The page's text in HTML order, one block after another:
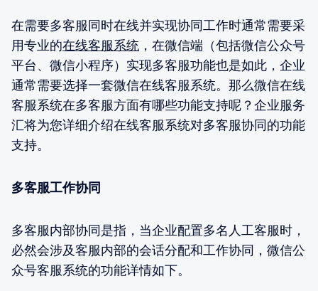
在需要多客服同时在线并实现协同工作时通常需要采
用专业的在线客服系统 ，在微信端（包括微信公众号
平台、微信小程序）实现多客服功能也是如此，企业
通常需要选择一套微信在线客服系统。那么微信在线
客服系统在多客服方面有哪些功能支持呢？企业服务
汇将为您详细介绍在线客服系统对多客服协同的功能
支持。
多客服工作协同
多客服内部协同是指，当企业配置多名人工客服时，
必然会涉及客服内部的会话分配和工作协同，微信公
众号客服系统的功能详情如下。